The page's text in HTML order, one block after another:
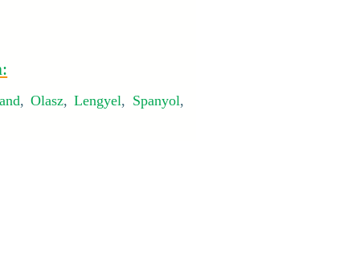
,Olasz,Lengyel, Spanyol,